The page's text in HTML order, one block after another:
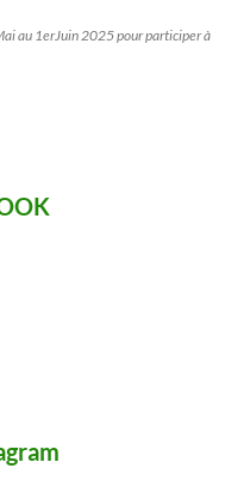
au 1erJuin 2025 pour participer à